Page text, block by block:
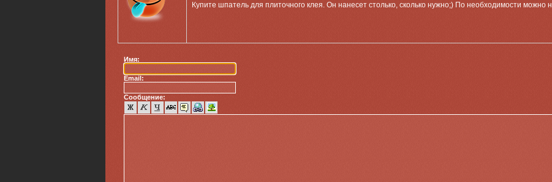
Купите шпатель для плиточного клея. Он нанесет столько, сколько нужно;) По необходимости можно
Имя:
Email:
Сообщение: